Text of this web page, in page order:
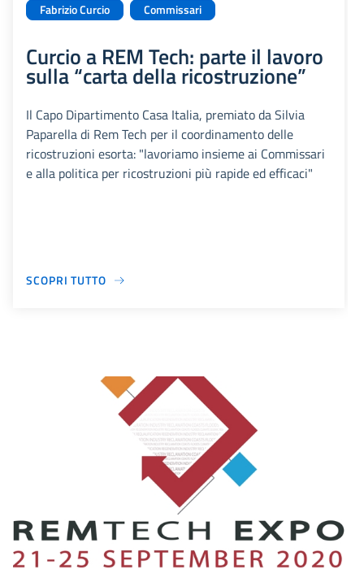
Fabrizio Curcio
Commissari
Curcio a REM Tech: parte il lavoro
sulla “carta della ricostruzione”
Il Capo Dipartimento Casa Italia, premiato da Silvia
Paparella di Rem Tech per il coordinamento delle
ricostruzioni esorta: "lavoriamo insieme ai Commissari
e alla politica per ricostruzioni più rapide ed efficaci"
SCOPRI TUTTO